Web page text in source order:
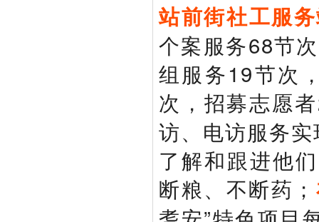
站前街社工服
个案服务68节
组服务19节次
次，招募志愿
访、电访服务
了解和跟进他
断粮、不断药；